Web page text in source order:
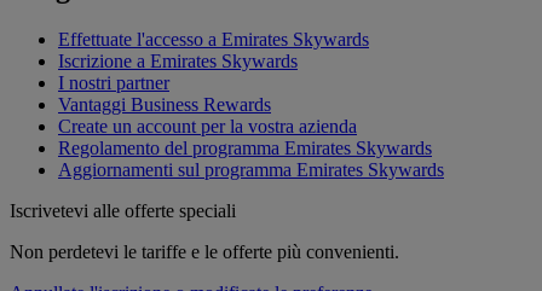
Effettuate l'accesso a Emirates Skywards
Iscrizione a Emirates Skywards
I nostri partner
Vantaggi Business Rewards
Create un account per la vostra azienda
Regolamento del programma Emirates Skywards
Aggiornamenti sul programma Emirates Skywards
Iscrivetevi alle offerte speciali
Non perdetevi le tariffe e le offerte più convenienti.